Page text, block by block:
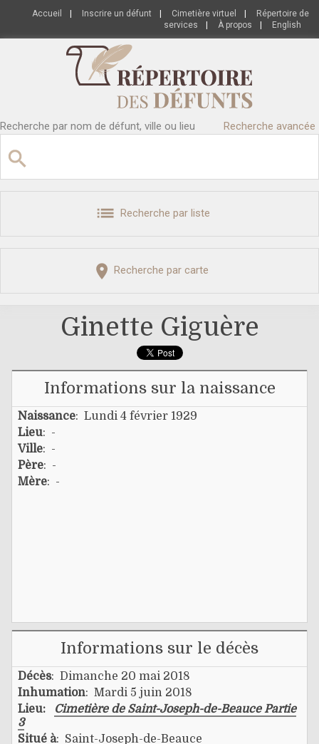
Accueil Inscrire un défunt Cimetière virtuel
Répertoire de
services
À propos English
Recherche par nom de défunt, ville ou lieu Recherche avancée
Recherche par liste
Recherche par carte
Ginette Giguère
Informations sur la naissance
Naissance: Lundi 4 février 1929
Lieu: -
Ville: -
Père: -
Mère: -
Informations sur le décès
Décès: Dimanche 20 mai 2018
Inhumation: Mardi 5 juin 2018
Lieu:
Cimetière de Saint-Joseph-de-Beauce Partie
3
Situé à: Saint-Joseph-de-Beauce